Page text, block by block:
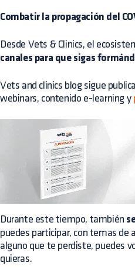
Combatir la propagación del
Desde Vets & Clinics, el
canales para que sigas
Vets and clinics blogsigue
webinars, contenido e-learning y
Durante este tiempo, también
puedes participar, con temas de
alguno que te perdiste, puedes
quieras.